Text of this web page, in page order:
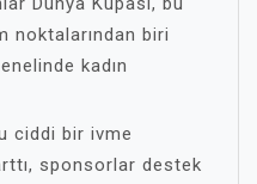
noktalarından biri
kadın
ciddi bir ivme
sponsorlar destek